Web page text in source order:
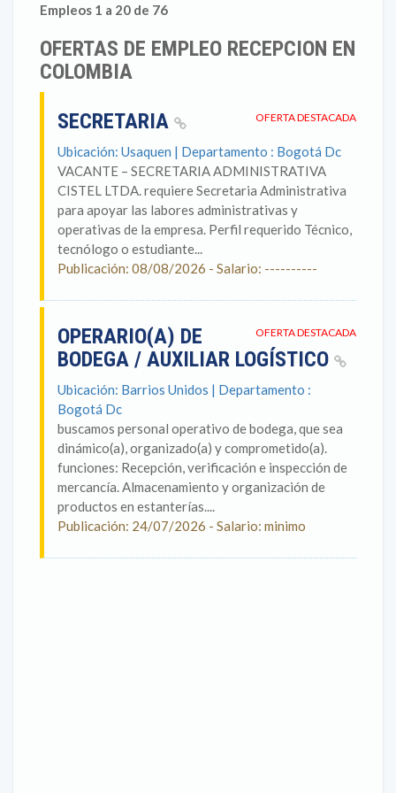
Empleos 1 a 20 de 76
OFERTAS DE EMPLEO RECEPCION EN
COLOMBIA
OFERTA DESTACADA
SECRETARIA
Ubicación: Usaquen | Departamento : Bogotá Dc
VACANTE – SECRETARIA ADMINISTRATIVA
CISTEL LTDA. requiere Secretaria Administrativa
para apoyar las labores administrativas y
operativas de la empresa. Perfil requerido Técnico,
tecnólogo o estudiante...
Publicación: 08/08/2026 - Salario: ----------
OFERTA DESTACADA
OPERARIO(A) DE
BODEGA / AUXILIAR LOGÍSTICO
Ubicación: Barrios Unidos | Departamento :
Bogotá Dc
buscamos personal operativo de bodega, que sea
dinámico(a), organizado(a) y comprometido(a).
funciones: Recepción, verificación e inspección de
mercancía. Almacenamiento y organización de
productos en estanterías....
Publicación: 24/07/2026 - Salario: minimo